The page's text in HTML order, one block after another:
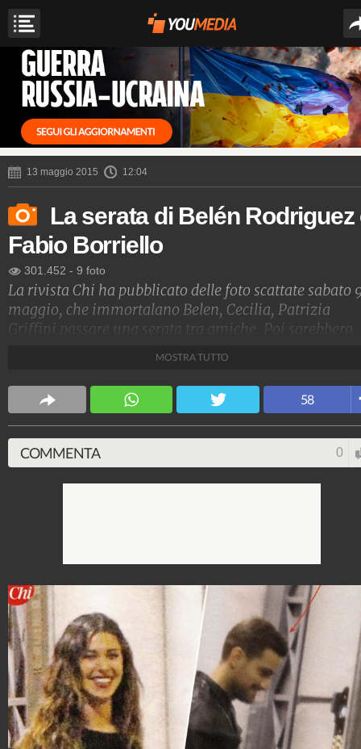
13 maggio 2015 12:04
La serata di Belén Rodriguez
Fabio Borriello
301.452 - 9 foto
La rivista Chi ha pubblicato delle foto scattate sabato
maggio, che immortalano Belen, Cecilia, Patrizia
Griffini passare una serata tra amiche. Poi sarebbero
Spettacolo Fanpage
4.053.349.133 9.454 video 76.076 foto
MOSTRA TUTTO
58
COMMENTA 0